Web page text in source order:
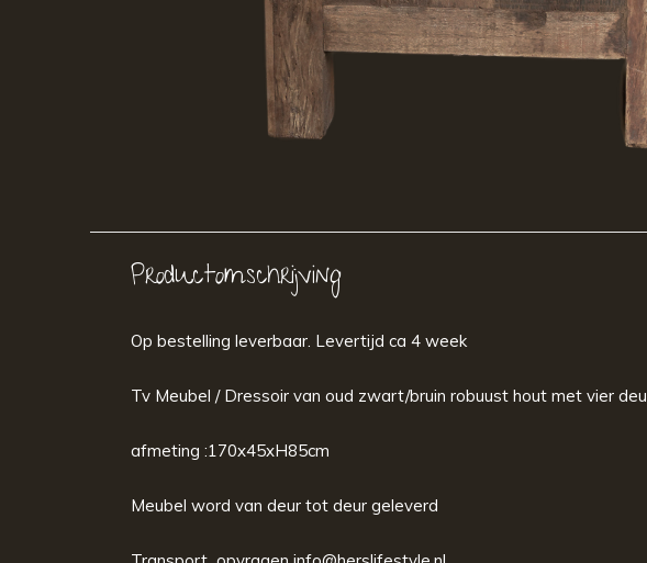
Productomschrijving
Op bestelling leverbaar. Levertijd ca 4 week
Tv Meubel / Dressoir van oud zwart/bruin robuust hout met vier
afmeting :170x45xH85cm
Meubel word van deur tot deur geleverd